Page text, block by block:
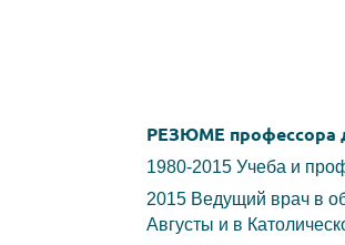
РЕЗЮМЕ профессора
1980-2015 Учеба и
2015 Ведущий врач в
Августы и в